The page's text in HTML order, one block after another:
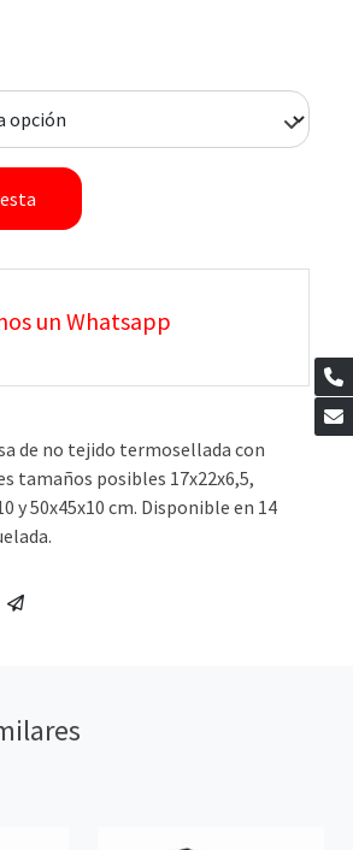
un Whatsapp
de no tejido termosellada con
tamaños posibles 17x22x6,5,
y 50x45x10 cm. Disponible en 14